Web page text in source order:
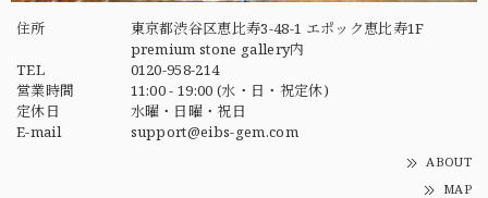
住所
東京都渋谷区恵比寿3-48-1 エポック恵比寿1F
premium stone gallery内
TEL
0120-958-214
営業時間
11:00 - 19:00 (水・日・祝定休)
定休日
水曜・日曜・祝日
E-mail
support@eibs-gem.com
ABOUT
MAP